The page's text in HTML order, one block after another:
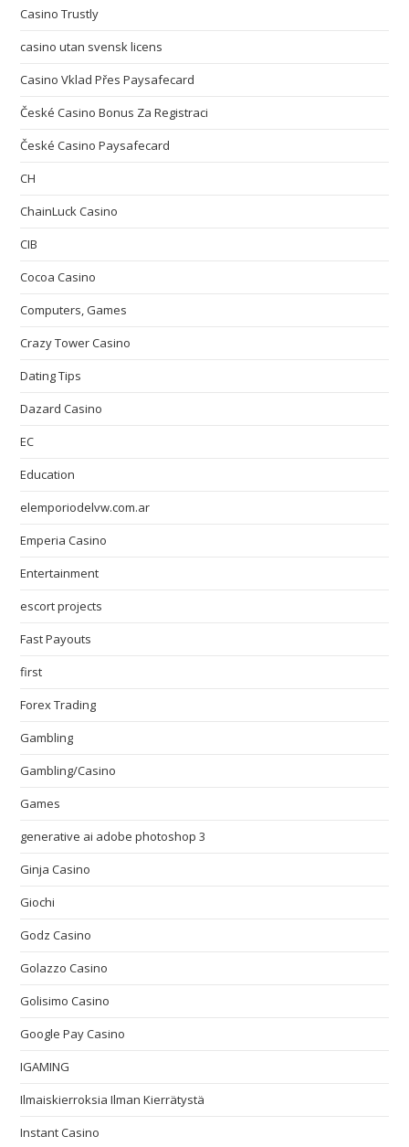
Casino Trustly
casino utan svensk licens
Casino Vklad Přes Paysafecard
České Casino Bonus Za Registraci
České Casino Paysafecard
CH
ChainLuck Casino
CIB
Cocoa Casino
Computers, Games
Crazy Tower Сasino
Dating Tips
Dazard Casino
EC
Education
elemporiodelvw.com.ar
Emperia Casino
Entertainment
escort projects
Fast Payouts
first
Forex Trading
Gambling
Gambling/Casino
Games
generative ai adobe photoshop 3
Ginja Casino
Giochi
Godz Casino
Golazzo Casino
Golisimo Casino
Google Pay Casino
IGAMING
Ilmaiskierroksia Ilman Kierrätystä
Instant Casino